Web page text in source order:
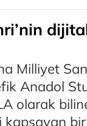
Milliyet
Anadol
olarak
bir